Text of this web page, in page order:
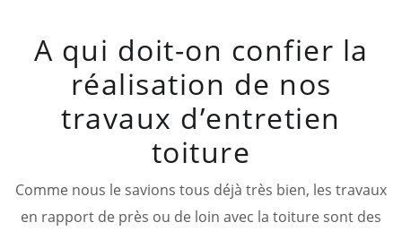
A qui doit-on confier la
réalisation de nos
travaux d’entretien
toiture
Comme nous le savions tous déjà très bien, les travaux
en rapport de près ou de loin avec la toiture sont des